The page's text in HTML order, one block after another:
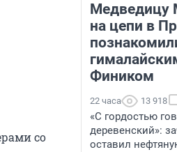
со
на цепи в
Фиником
22 часа 13 918
«С гордостью
деревенский»:
оставил